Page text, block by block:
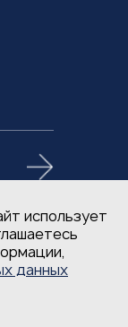
данных
использует
данных